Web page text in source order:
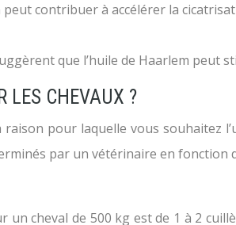
peut contribuer à accélérer la
que l’huile de Haarlem peut
LES CHEVAUX ?
raison pour laquelle vous
par un vétérinaire en fonction
un cheval de 500 kg est de 1 à 2